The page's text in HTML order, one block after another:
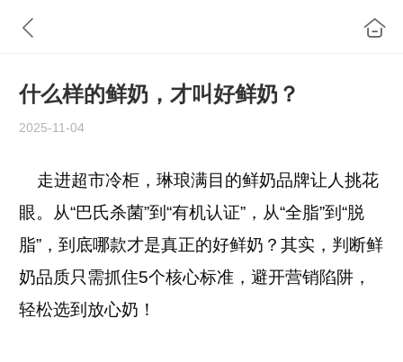
什么样的鲜奶，才叫好鲜奶？
2025-11-04
走进超市冷柜，琳琅满目的鲜奶品牌让人挑花
眼。从“巴氏杀菌”到“有机认证”，从“全脂”到“脱
脂”，到底哪款才是真正的好鲜奶？其实，判断鲜
奶品质只需抓住5个核心标准，避开营销陷阱，
轻松选到放心奶！